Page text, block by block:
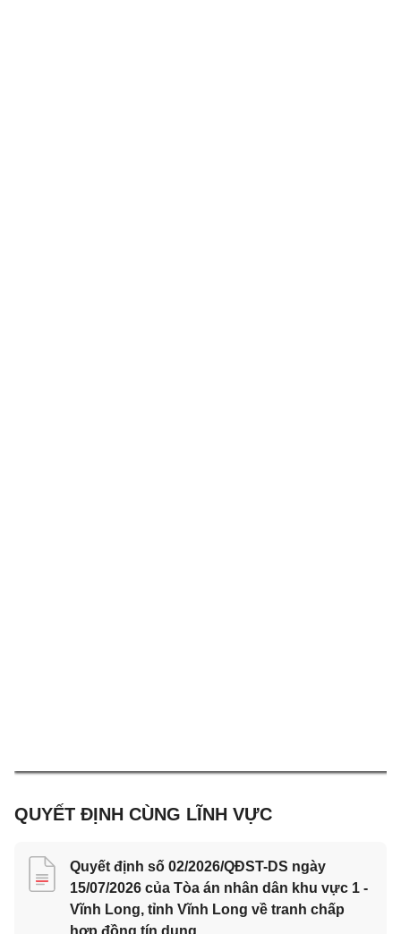
QUYẾT ĐỊNH CÙNG LĨNH VỰC
Quyết định số 02/2026/QĐST-DS ngày
15/07/2026 của Tòa án nhân dân khu vực 1 -
Vĩnh Long, tỉnh Vĩnh Long về tranh chấp